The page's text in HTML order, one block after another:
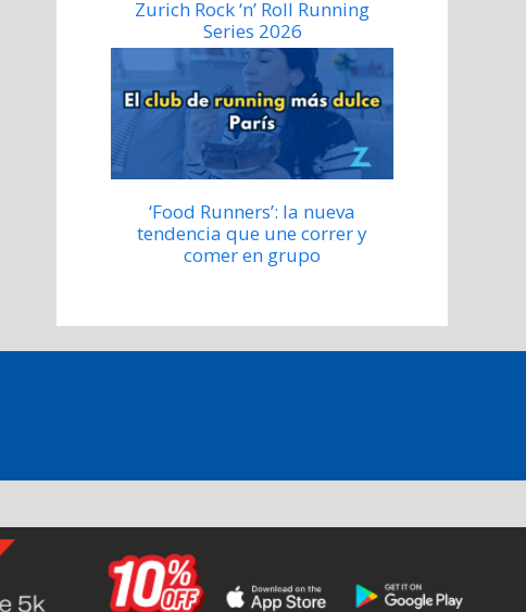
Zurich Rock ‘n’ Roll Running
Series 2026
‘Food Runners’: la nueva
tendencia que une correr y
comer en grupo